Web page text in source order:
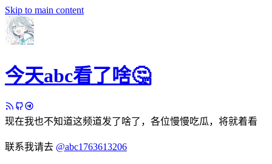
Skip to main content
今天abc看了啥🤔
现在我也不知道这频道发了啥了，各位慢慢吃瓜，将就着看
联系我请去 @abc1763613206